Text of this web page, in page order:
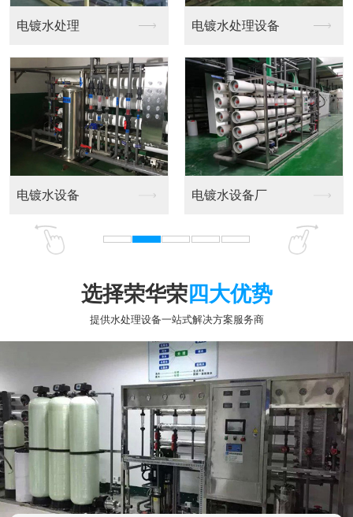
EDI设备 超纯水机械设备
选择荣华荣四大优势
提供水处理设备一站式解决方案服务商
专业十五年行业经验
专业从事水处理设备制造与工程安装，工厂开业至
今以有多年，拥有经验丰富的生产车间及大批工程技术
人员。承接各类水处理工程设计、规划及安装、调试；
提供各种玻璃纤维钢罐、臭氧发生器、紫外线分析仪表
及各种水处理配件。